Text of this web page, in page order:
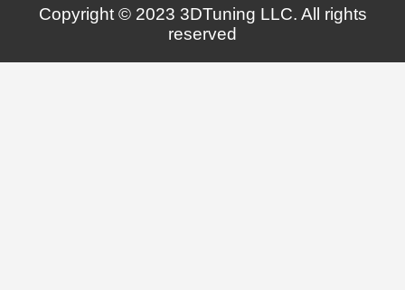
Copyright © 2023 3DTuning LLC. All rights
reserved